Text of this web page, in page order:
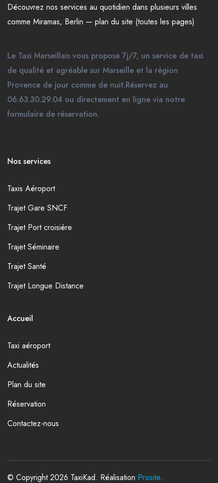
Découvrez nos services au quotidien dans plusieurs villes
comme Miramas, Berlin — plan du site (toutes les pages)
Le Taxi Marseillais vous propose 7j/7, un service de taxi
de qualité et agréable sur Marseille et la région
Provence de jour comme de nuit.Réservez au
06.63.30.29.04 ou directement en ligne via notre
formulaire de réservation.
Nos services
Taxis Aéroport
Trajet Gare SNCF
Trajet Port croisière
Trajet Séminaire
Trajet Santé
Trajet Longue Distance
Accueil
Taxi aéroport
Actualités
Plan du site
Réservation
Contactez-nous
© Copyright 2026 TaxiKad. Réalisation Prosite.